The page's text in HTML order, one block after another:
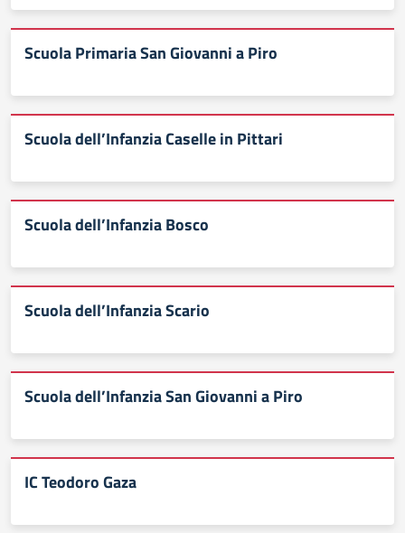
Scuola Primaria San Giovanni a Piro
Scuola dell’Infanzia Caselle in Pittari
Scuola dell’Infanzia Bosco
Scuola dell’Infanzia Scario
Scuola dell’Infanzia San Giovanni a Piro
IC Teodoro Gaza